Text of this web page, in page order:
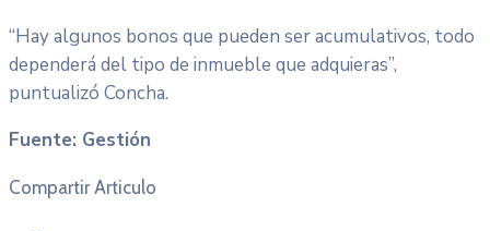
“Hay algunos bonos que pueden ser acumulativos, todo
dependerá del tipo de inmueble que adquieras”,
puntualizó Concha.
Fuente: Gestión
Compartir Articulo